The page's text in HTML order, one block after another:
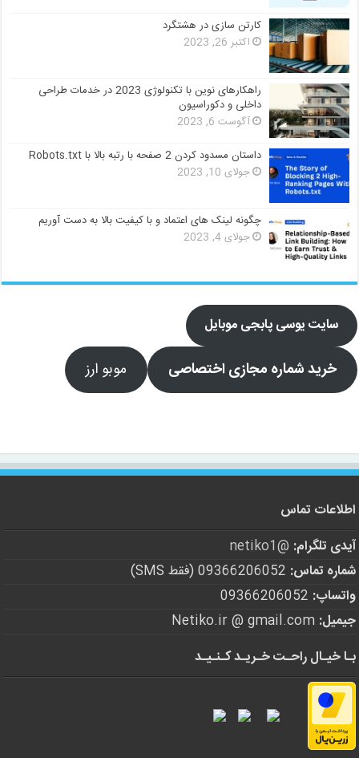
کارتن سازی در هشتگرد
اکتبر 26, 2023
راهکارهای نوین با تکنولوژی 2023 در خدمات طراحی
داخلی و دکوراسیون
آگوست 6, 2023
داستان مسدود کردن 2 صفحه با رتبه بالا با Robots.txt
جولای 10, 2023
چگونه لینک های اعتماد و با کیفیت بالا به دست آوریم
جولای 4, 2023
سایت یوسی پابجی موبایل
خرید شماره مجازی اختصاصی موبو ارز
اطلاعات تماس
آیدی تلگرام: @netiko1
شماره تماس:
واتساپ:
جیمیل:
بـا خیـال راحـت خـریـد کـنـیـد